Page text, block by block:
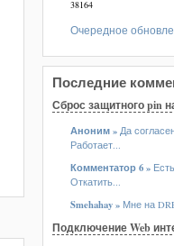
38164
Очередное
Последние
Сброс защитного pin
Аноним » Да
Работает...
Комментатор 6 »
Откатить...
Smehahay » Мне на
Подключение Web